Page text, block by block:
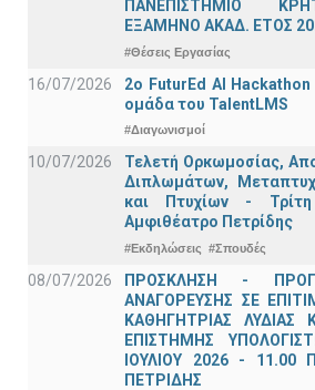
ΠΑΝΕΠΙΣΤΗΜΙΟ
ΕΞΑΜΗΝΟ ΑΚΑΔ. ΕΤΟΣ
#Θέσεις Εργασίας
16/07/2026
2o FuturEd AI
ομάδα του TalentLMS
#Διαγωνισμοί
10/07/2026
Τελετή Ορκωμοσίας,
Διπλωμάτων,
και Πτυχίων -
Αμφιθέατρο Πετρίδης
#Εκδηλώσεις #Σπουδές
08/07/2026
ΠΡΟΣΚΛΗΣΗ -
ΑΝΑΓΟΡΕΥΣΗΣ ΣΕ
ΚΑΘΗΓΗΤΡΙΑΣ
ΕΠΙΣΤΗΜΗΣ
ΙΟΥΛΙΟΥ 2026 -
ΠΕΤΡΙΔΗΣ